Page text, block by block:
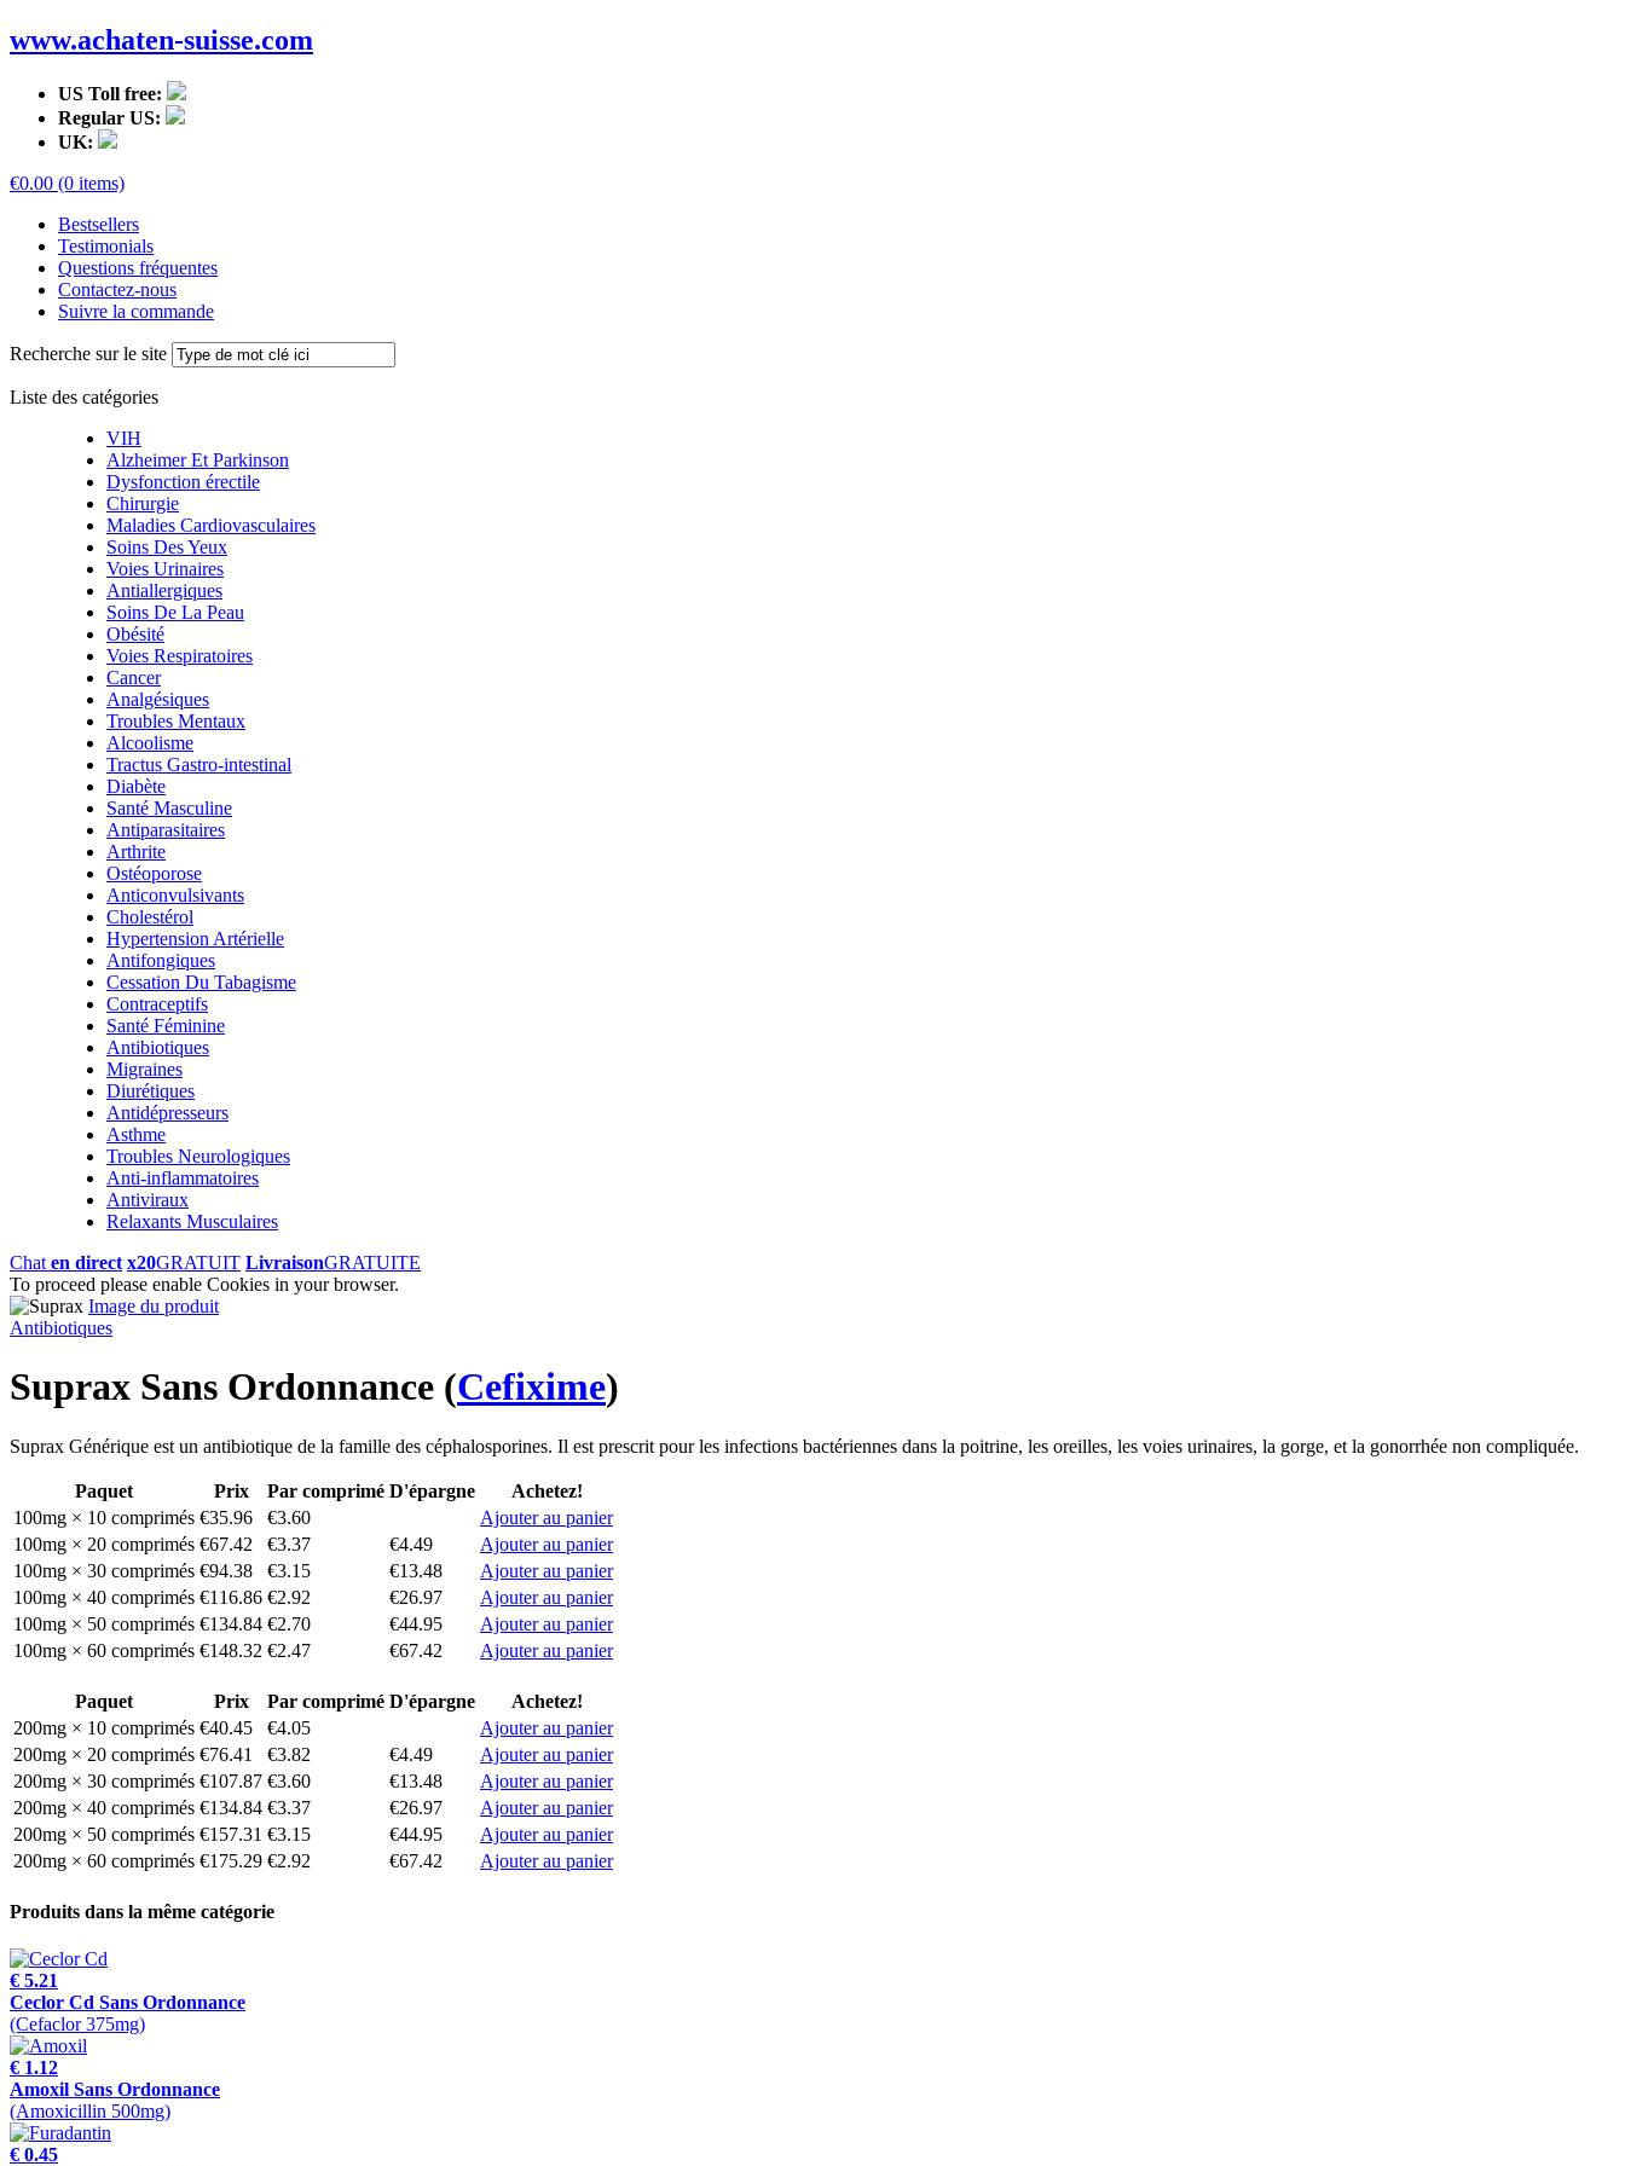
www.achaten-suisse.com
US Toll free:
Regular US:
UK:
€0.00 (0 items)
Bestsellers
Testimonials
Questions fréquentes
Contactez-nous
Suivre la commande
Recherche sur le site
Liste des catégories
VIH
Alzheimer Et Parkinson
Dysfonction érectile
Chirurgie
Maladies Cardiovasculaires
Soins Des Yeux
Voies Urinaires
Antiallergiques
Soins De La Peau
Obésité
Voies Respiratoires
Cancer
Analgésiques
Troubles Mentaux
Alcoolisme
Tractus Gastro-intestinal
Diabète
Santé Masculine
Antiparasitaires
Arthrite
Ostéoporose
Anticonvulsivants
Cholestérol
Hypertension Artérielle
Antifongiques
Cessation Du Tabagisme
Contraceptifs
Santé Féminine
Antibiotiques
Migraines
Diurétiques
Antidépresseurs
Asthme
Troubles Neurologiques
Anti-inflammatoires
Antiviraux
Relaxants Musculaires
Chat en direct x20GRATUIT LivraisonGRATUITE
To proceed please enable Cookies in your browser.
Image du produit
Antibiotiques
Suprax Sans Ordonnance (Cefixime)
Suprax Générique est un antibiotique de la famille des céphalosporines. Il est prescrit pour les infections bactériennes dans la poitrine, les oreilles, les voies urinaires, la gorge, et la gonorrhée non compliquée.
Paquet Prix Par comprimé D'épargne
Achetez!
100mg × 10 comprimés €35.96 €3.60
Ajouter au panier
100mg × 20 comprimés €67.42 €3.37 €4.49
Ajouter au panier
100mg × 30 comprimés €94.38 €3.15 €13.48
Ajouter au panier
100mg × 40 comprimés €116.86 €2.92 €26.97
Ajouter au panier
100mg × 50 comprimés €134.84 €2.70 €44.95
Ajouter au panier
100mg × 60 comprimés €148.32 €2.47 €67.42 Ajouter au panier
Paquet Prix Par comprimé D'épargne
Achetez!
200mg × 10 comprimés €40.45 €4.05
Ajouter au panier
200mg × 20 comprimés €76.41 €3.82 €4.49
Ajouter au panier
200mg × 30 comprimés €107.87 €3.60 €13.48
Ajouter au panier
200mg × 40 comprimés €134.84 €3.37 €26.97
Ajouter au panier
200mg × 50 comprimés €157.31 €3.15 €44.95
Ajouter au panier
200mg × 60 comprimés €175.29 €2.92 €67.42 Ajouter au panier
Produits dans la même catégorie
€ 5.21
Ceclor Cd Sans Ordonnance
(Cefaclor 375mg)
€ 1.12
Amoxil Sans Ordonnance
(Amoxicillin 500mg)
€ 0.45